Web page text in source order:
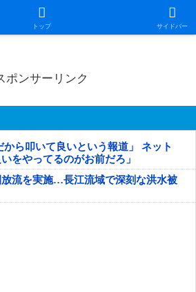
トップ サイドバー
ス録
ポンサーリンク
から叩いて良いという報道」 ネット
をやってるのがお前だろ」
流を実施…長江流域で深刻な洪水被